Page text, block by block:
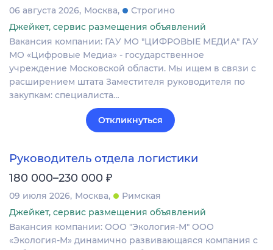
06 августа 2026 Москва
Строгино
Джейкет, сервис размещения объявлений
Вакансия компании: ГАУ МО "ЦИФРОВЫЕ МЕДИА" ГАУ
МО «Цифровые Медиа» - государственное
учреждение Московской области. Мы ищем в связи с
расширением штата Заместителя руководителя по
закупкам: специалиста…
Откликнуться
Руководитель отдела логистики
180 000–230 000 ₽
09 июля 2026 Москва
Римская
Джейкет, сервис размещения объявлений
Вакансия компании: ООО "Экология-М" ООО
«Экология-М» динамично развивающаяся компания с